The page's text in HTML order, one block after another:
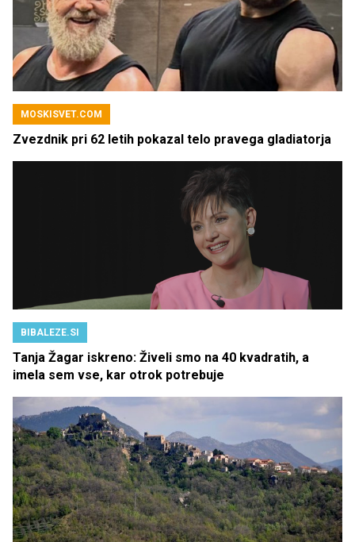
MOSKISVET.COM
Zvezdnik pri 62 letih pokazal telo pravega gladiatorja
BIBALEZE.SI
Tanja Žagar iskreno: Živeli smo na 40 kvadratih, a
imela sem vse, kar otrok potrebuje